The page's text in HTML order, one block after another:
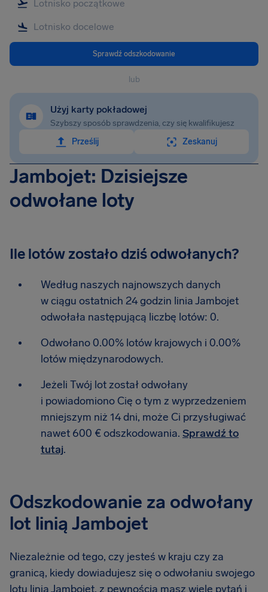
Sprawdź odszkodowanie
lub
Użyj karty pokładowej
Szybszy sposób sprawdzenia, czy się kwalifikujesz
Prześlij
Zeskanuj
Jambojet: Dzisiejsze
odwołane loty
Ile lotów zostało dziś odwołanych?
Według naszych najnowszych danych
w ciągu ostatnich 24 godzin linia Jambojet
odwołała następującą liczbę lotów: 0.
Odwołano 0.00% lotów krajowych i 0.00%
lotów międzynarodowych.
Jeżeli Twój lot został odwołany
i powiadomiono Cię o tym z wyprzedzeniem
mniejszym niż 14 dni, może Ci przysługiwać
nawet 600 € odszkodowania. Sprawdź to
tutaj.
Odszkodowanie za odwołany
lot linią Jambojet
Niezależnie od tego, czy jesteś w kraju czy za
granicą, kiedy dowiadujesz się o odwołaniu swojego
lotu linią Jambojet, z pewnością masz wiele pytań i